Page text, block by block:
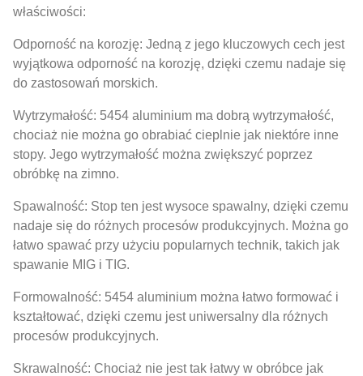
właściwości:
Odporność na korozję: Jedną z jego kluczowych cech jest
wyjątkowa odporność na korozję, dzięki czemu nadaje się
do zastosowań morskich.
Wytrzymałość: 5454 aluminium ma dobrą wytrzymałość,
chociaż nie można go obrabiać cieplnie jak niektóre inne
stopy. Jego wytrzymałość można zwiększyć poprzez
obróbkę na zimno.
Spawalność: Stop ten jest wysoce spawalny, dzięki czemu
nadaje się do różnych procesów produkcyjnych. Można go
łatwo spawać przy użyciu popularnych technik, takich jak
spawanie MIG i TIG.
Formowalność: 5454 aluminium można łatwo formować i
kształtować, dzięki czemu jest uniwersalny dla różnych
procesów produkcyjnych.
Skrawalność: Chociaż nie jest tak łatwy w obróbce jak